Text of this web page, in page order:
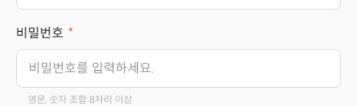
비밀번호
영문, 숫자 조합 8자리 이상